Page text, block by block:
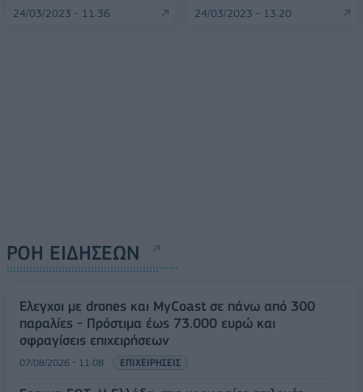
24/03/2023 - 11:36 24/03/2023 - 13:20
ΡΟΗ ΕΙΔΗΣΕΩΝ
Έλεγχοι με drones και MyCoast σε πάνω από 300
παραλίες - Πρόστιμα έως 73.000 ευρώ και
σφραγίσεις επιχειρήσεων
07/08/2026 - 11:08 ΕΠΙΧΕΙΡΗΣΕΙΣ